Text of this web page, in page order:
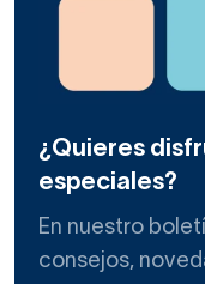
¿Quieres
especiales?
En nuestro
consejos,